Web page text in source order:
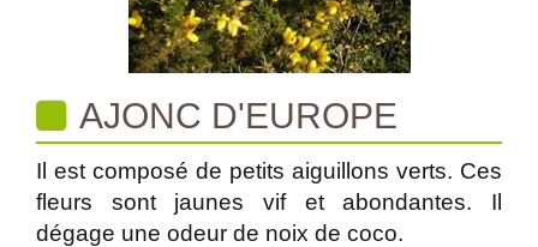
AJONC D'EUROPE
Il est composé de petits aiguillons verts. Ces
fleurs sont jaunes vif et abondantes. Il
dégage une odeur de noix de coco.